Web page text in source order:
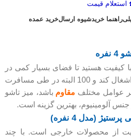
استعلام قیمت
راهنما خریدشیوه ارسالخرید عمده
کیفیت هستید تا فضای بسیار کمی در
صندوق عقب سواری شما اشغال کند و 100 البته در طی مسافرت
عوامل مختلف مقاوم باشد، میز تاشو
(مدل 4 نفره)
از محصولات خارجی است. با چند